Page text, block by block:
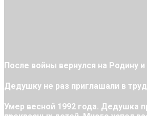
После войны вернулся на Родину
Дедушку не раз приглашали в
Умер весной 1992 года. Дедушка